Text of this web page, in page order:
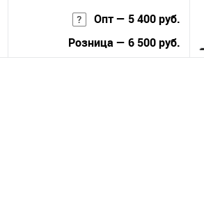
Опт — 5 400 руб.
Розница — 6 500 руб.